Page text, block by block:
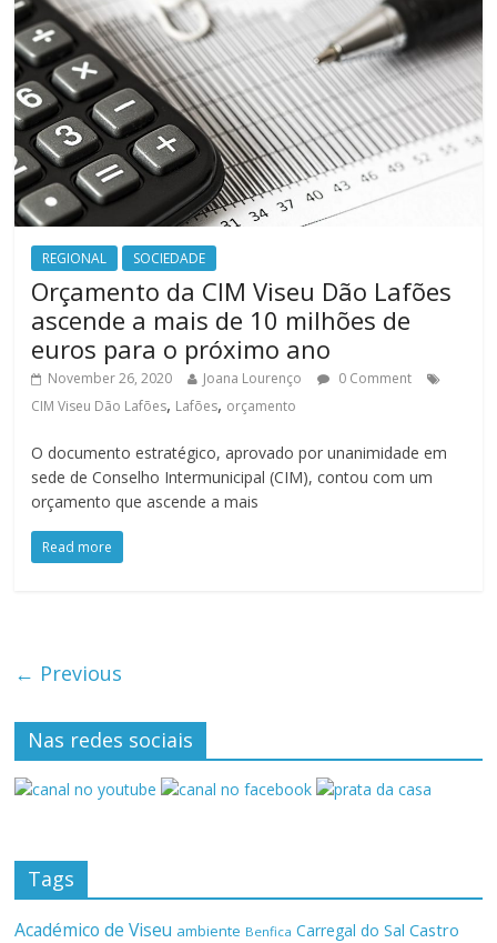
REGIONAL SOCIEDADE
Orçamento da CIM Viseu Dão Lafões
ascende a mais de 10 milhões de
euros para o próximo ano
November 26, 2020 Joana Lourenço
0 Comment
CIM Viseu Dão Lafões, Lafões, orçamento
O documento estratégico, aprovado por unanimidade em
sede de Conselho Intermunicipal (CIM), contou com um
orçamento que ascende a mais
Read more
← Previous
Nas redes sociais
Tags
Académico de Viseu ambiente Benfica Carregal do Sal Castro